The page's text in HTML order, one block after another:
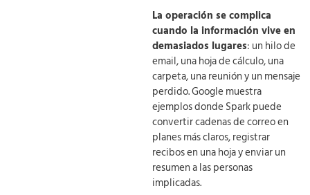
La operación se complica
cuando la información vive en
demasiados lugares: un hilo de
email, una hoja de cálculo, una
carpeta, una reunión y un mensaje
perdido. Google muestra
ejemplos donde Spark puede
convertir cadenas de correo en
planes más claros, registrar
recibos en una hoja y enviar un
resumen a las personas
implicadas.